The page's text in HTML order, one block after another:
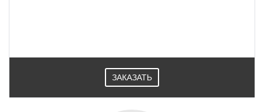
ЗАКАЗАТЬ